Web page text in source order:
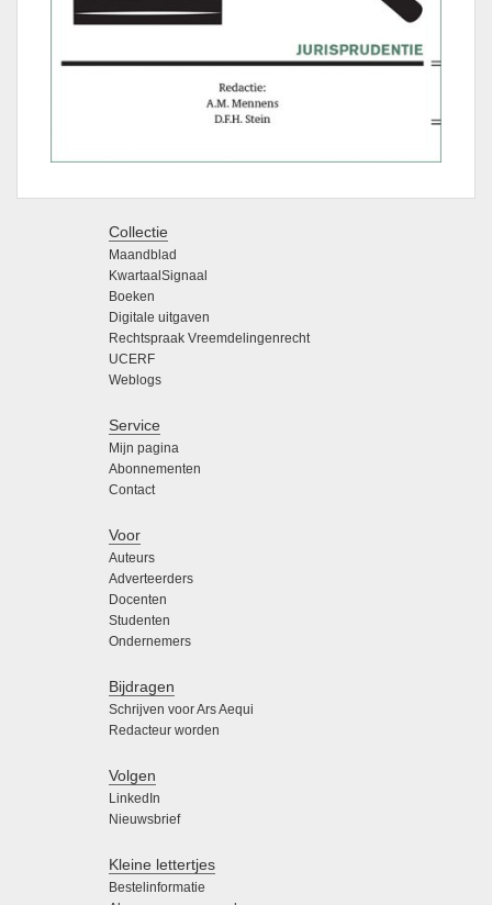
Collectie
Maandblad
KwartaalSignaal
Boeken
Digitale uitgaven
Rechtspraak Vreemdelingenrecht
UCERF
Weblogs
Service
Mijn pagina
Abonnementen
Contact
Voor
Auteurs
Adverteerders
Docenten
Studenten
Ondernemers
Bijdragen
Schrijven voor Ars Aequi
Redacteur worden
Volgen
LinkedIn
Nieuwsbrief
Kleine lettertjes
Bestelinformatie